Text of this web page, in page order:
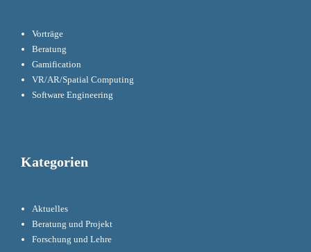
Vorträge
Beratung
Gamification
VR/AR/Spatial Computing
Software Engineering
Kategorien
Aktuelles
Beratung und Projekt
Forschung und Lehre